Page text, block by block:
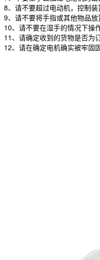
8、请不要超过电动机，控制
9、请不要将手指或其他物品
10、请不要在湿手的情况下操
11、请确定收到的货物是否为
12、请在确定电机确实被牢固